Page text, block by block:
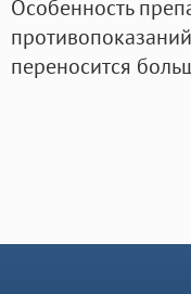
Особенность
переносится